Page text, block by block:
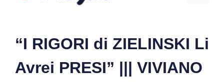
“I RIGORI di ZIELINSKI Li
Avrei PRESI” ||| VIVIANO